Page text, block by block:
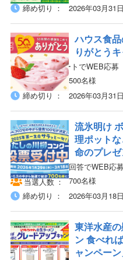
締め切り
2026年03月31日
ハウス食
りがとう
対象商品のレシートでWEB応募
当選人数
500名様
締め切り
2026年03月31日
流氷明け
理ポット
命のプレ
投票&アンケート回答でWEB応募
当選人数
700名様
締め切り
2026年03月18日
東洋水産
ン 食べれ
ャンペーン